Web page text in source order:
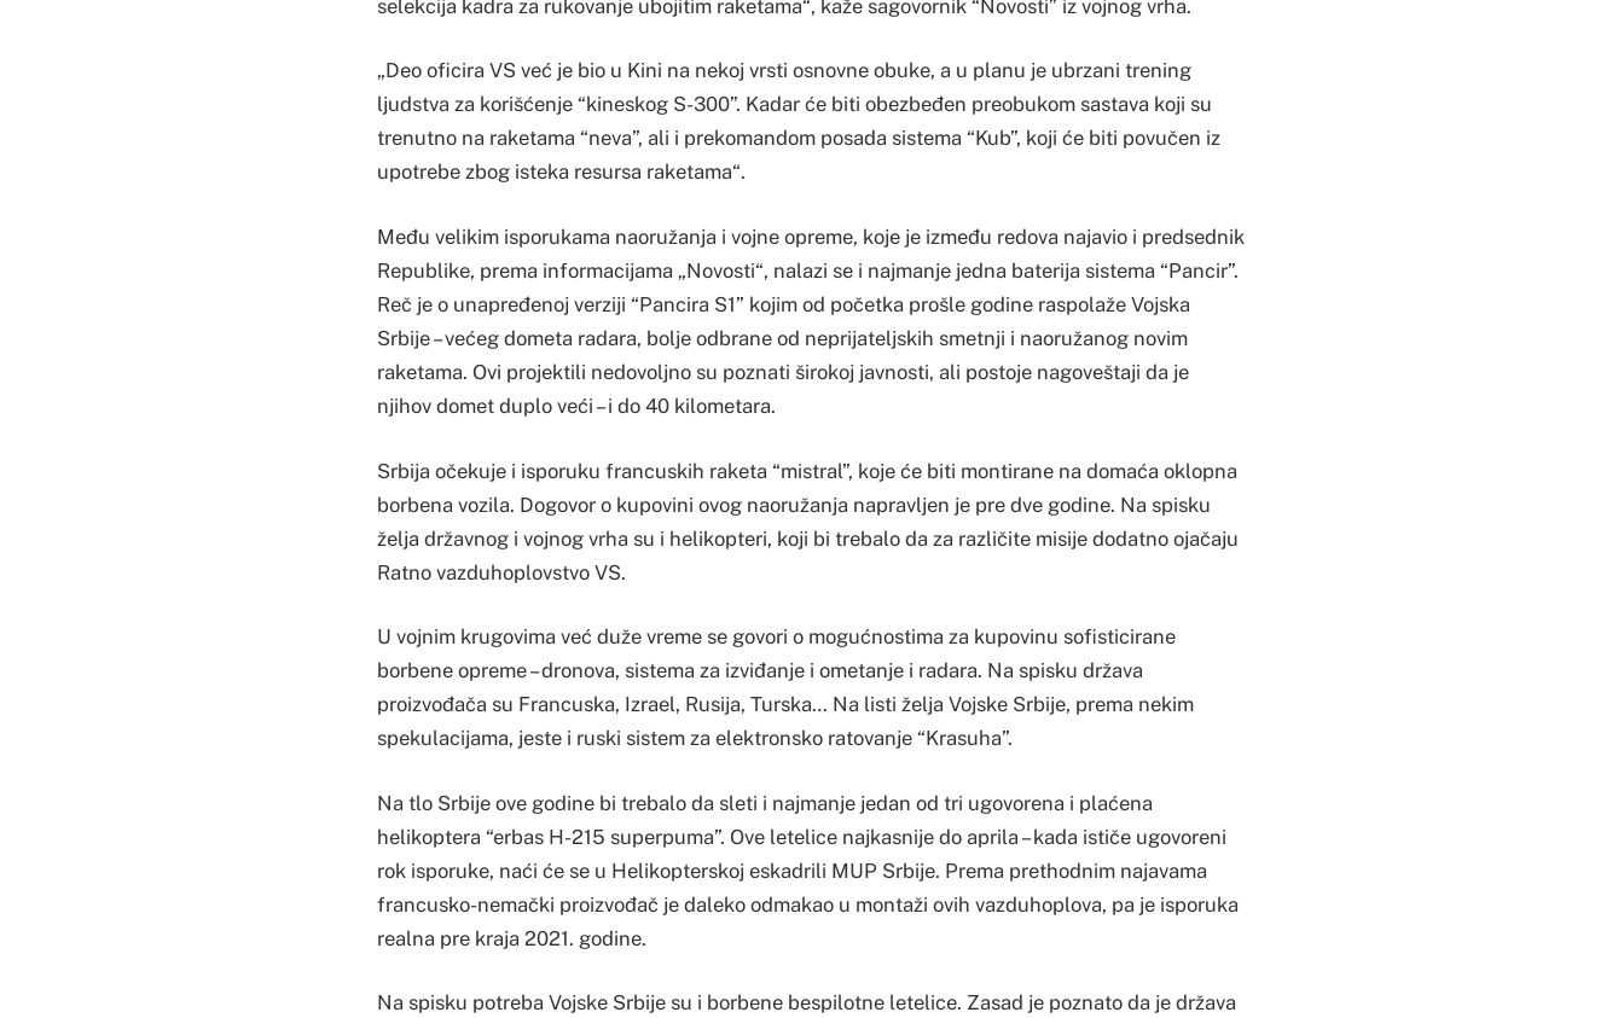
selekcija kadra za rukovanje ubojitim raketama“, kaže sagovornik “Novosti” iz vojnog vrha.
„Deo oficira VS već je bio u Kini na nekoj vrsti osnovne obuke, a u planu je ubrzani trening
ljudstva za korišćenje “kineskog S-300”. Kadar će biti obezbeđen preobukom sastava koji su
trenutno na raketama “neva”, ali i prekomandom posada sistema “Kub”, koji će biti povučen iz
upotrebe zbog isteka resursa raketama“.
Među velikim isporukama naoružanja i vojne opreme, koje je između redova najavio i predsednik
Republike, prema informacijama „Novosti“, nalazi se i najmanje jedna baterija sistema “Pancir”.
Reč je o unapređenoj verziji “Pancira S1” kojim od početka prošle godine raspolaže Vojska
Srbije – većeg dometa radara, bolje odbrane od neprijateljskih smetnji i naoružanog novim
raketama. Ovi projektili nedovoljno su poznati širokoj javnosti, ali postoje nagoveštaji da je
njihov domet duplo veći – i do 40 kilometara.
Srbija očekuje i isporuku francuskih raketa “mistral”, koje će biti montirane na domaća oklopna
borbena vozila. Dogovor o kupovini ovog naoružanja napravljen je pre dve godine. Na spisku
želja državnog i vojnog vrha su i helikopteri, koji bi trebalo da za različite misije dodatno ojačaju
Ratno vazduhoplovstvo VS.
U vojnim krugovima već duže vreme se govori o mogućnostima za kupovinu sofisticirane
borbene opreme – dronova, sistema za izviđanje i ometanje i radara. Na spisku država
proizvođača su Francuska, Izrael, Rusija, Turska… Na listi želja Vojske Srbije, prema nekim
spekulacijama, jeste i ruski sistem za elektronsko ratovanje “Krasuha”.
Na tlo Srbije ove godine bi trebalo da sleti i najmanje jedan od tri ugovorena i plaćena
helikoptera “erbas H-215 superpuma”. Ove letelice najkasnije do aprila – kada ističe ugovoreni
rok isporuke, naći će se u Helikopterskoj eskadrili MUP Srbije. Prema prethodnim najavama
francusko-nemački proizvođač je daleko odmakao u montaži ovih vazduhoplova, pa je isporuka
realna pre kraja 2021. godine.
Na spisku potreba Vojske Srbije su i borbene bespilotne letelice. Zasad je poznato da je država